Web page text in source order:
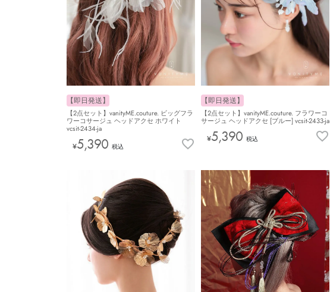
【即日発送】
【2点セット】vanityME.couture. ビッグフラ
ワーコサージュ ヘッドアクセ ホワイト
vcsit-2434-ja
¥5,390 税込
【即日発送】
【2点セット】vanityME.couture. フラワーコ
サージュ ヘッドアクセ [ブルー] vcsit-2433-ja
¥5,390 税込